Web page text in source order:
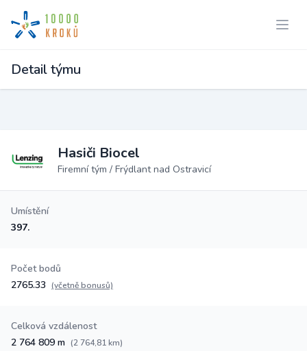
Detail týmu
Hasiči Biocel
Firemní tým / Frýdlant nad Ostravicí
Umístění
397.
Počet bodů
2765.33 (včetně bonusů)
Celková vzdálenost
2 764 809 m (2 764,81 km)